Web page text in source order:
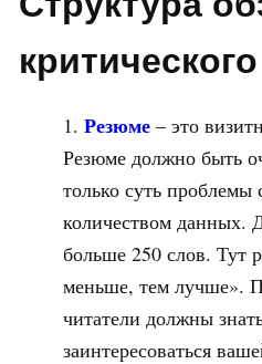
Резюме – это
Резюме должно быть
только суть
количеством данных.
больше 250 слов. Тут
меньше, тем лучше».
читатели должны
заинтересоваться